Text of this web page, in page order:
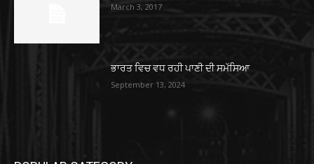
March 3, 2017
ਭਾਰਤ ਵਿਚ ਵਧ ਰਹੀ ਪਾਣੀ ਦੀ ਸਮੱਸਿਆ
September 13, 2024